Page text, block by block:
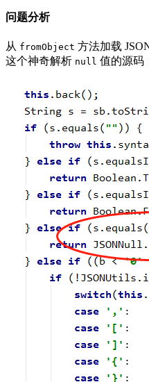
问题分析
从 fromObject 方法加载
这个神奇解析 null 值的源码